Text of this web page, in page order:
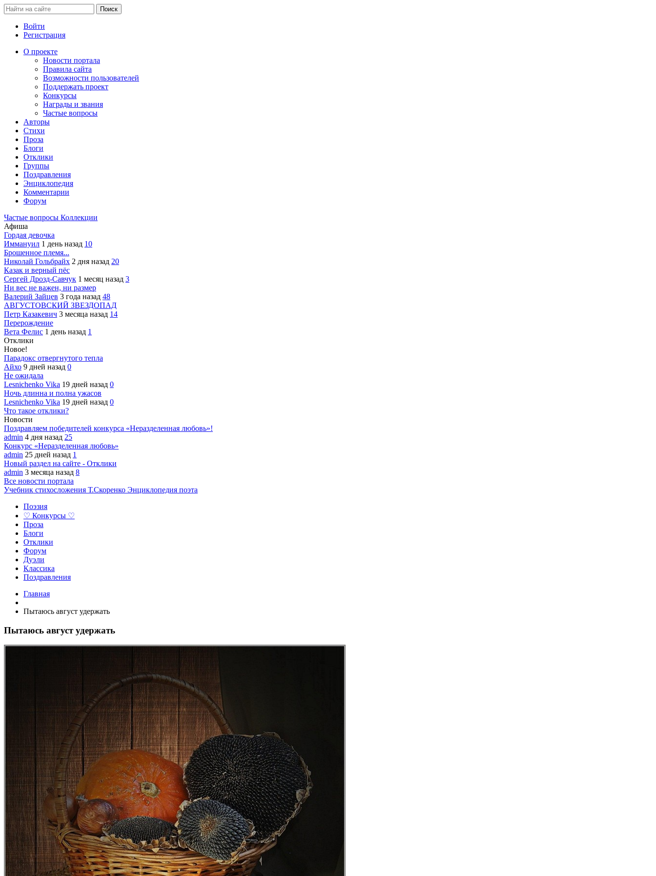
Войти
Регистрация
О проекте
Новости портала
Правила сайта
Возможности пользователей
Поддержать проект
Конкурсы
Награды и звания
Частые вопросы
Авторы
Стихи
Проза
Блоги
Отклики
Группы
Поздравления
Энциклопедия
Комментарии
Форум
Частые вопросы Коллекции
Афиша
Гордая девочка
Иммануил 1 день назад 10
Брошенное племя...
Николай Гольбрайх 2 дня назад 20
Казак и верный пёс
Сергей Дрозд-Савчук 1 месяц назад 3
Ни вес не важен, ни размер
Валерий Зайцев 3 года назад 48
АВГУСТОВСКИЙ ЗВЕЗДОПАД
Петр Казакевич 3 месяца назад 14
Перерождение
Вета Фелис 1 день назад 1
Отклики
Новое!
Парадокс отвергнутого тепла
Айхо 9 дней назад 0
Не ожидала
Lesnichenko Vika 19 дней назад 0
Ночь длинна и полна ужасов
Lesnichenko Vika 19 дней назад 0
Что такое отклики?
Новости
Поздравляем победителей конкурса «Неразделенная любовь»!
admin 4 дня назад 25
Конкурс «Неразделенная любовь»
admin 25 дней назад 1
Новый раздел на сайте - Отклики
admin 3 месяца назад 8
Все новости портала
Учебник стихосложения Т.Скоренко Энциклопедия поэта
Поэзия
♡ Конкурсы ♡
Проза
Блоги
Отклики
Форум
Дуэли
Классика
Поздравления
Главная
Пытаюсь август удержать
Пытаюсь август удержать